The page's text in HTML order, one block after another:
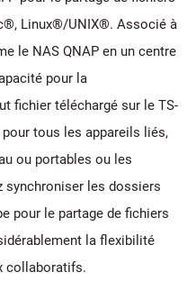
Linux®/UNIX®. Associé à
le NAS QNAP en un centre
pour la
fichier téléchargé sur le TS-
tous les appareils liés,
ou portables ou les
synchroniser les dossiers
pour le partage de fichiers
la flexibilité
collaboratifs.